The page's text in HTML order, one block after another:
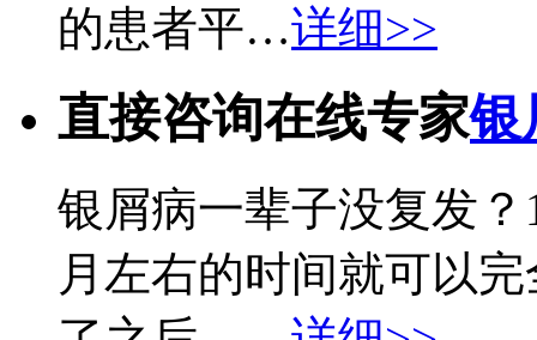
的患者平…详细>>
直接咨询在线专家银
银屑病一辈子没复发
月左右的时间就可以